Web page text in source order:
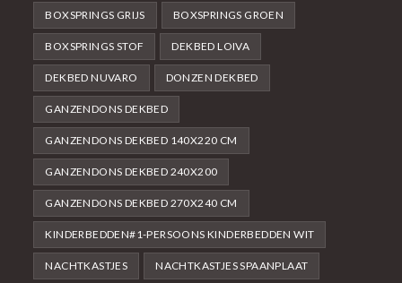
BOXSPRINGS GRIJS BOXSPRINGS GROEN
BOXSPRINGS STOF DEKBED LOIVA
DEKBED NUVARO DONZEN DEKBED
GANZENDONS DEKBED
GANZENDONS DEKBED 140X220 CM
GANZENDONS DEKBED 240X200
GANZENDONS DEKBED 270X240 CM
KINDERBEDDEN#1-PERSOONS KINDERBEDDEN WIT
NACHTKASTJES NACHTKASTJES SPAANPLAAT